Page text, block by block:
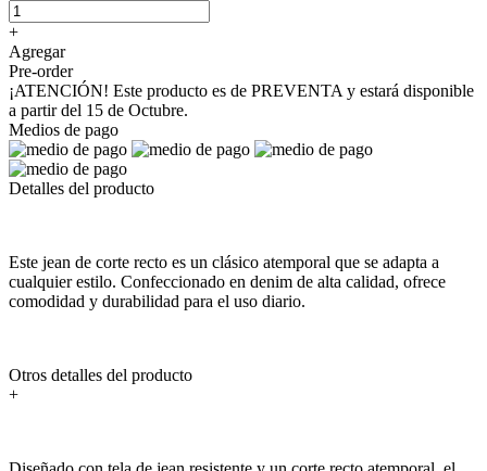
+
Agregar
Pre-order
¡ATENCIÓN! Este producto es de PREVENTA y estará disponible
a partir del 15 de Octubre.
Medios de pago
Detalles del producto
Este jean de corte recto es un clásico atemporal que se adapta a
cualquier estilo. Confeccionado en denim de alta calidad, ofrece
comodidad y durabilidad para el uso diario.
Otros detalles del producto
+